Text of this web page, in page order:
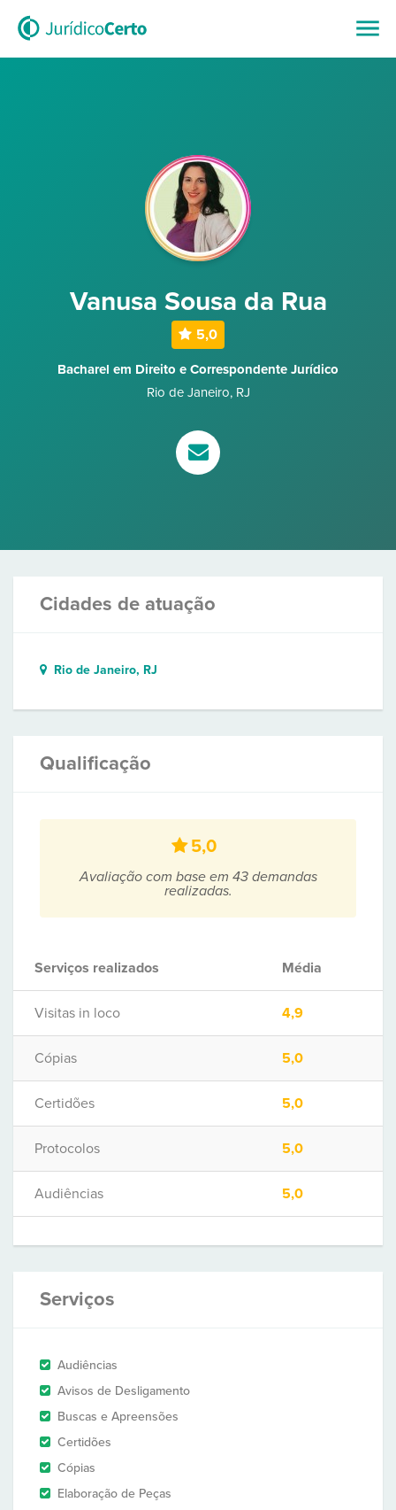
Vanusa Sousa da Rua
5,0
Bacharel em Direito e Correspondente Jurídico
Rio de Janeiro, RJ
Cidades de atuação
Rio de Janeiro, RJ
Qualificação
5,0
Avaliação com base em 43 demandas
realizadas.
Serviços realizados Média
Visitas in loco 4,9
Cópias 5,0
Certidões 5,0
Protocolos 5,0
Audiências 5,0
Serviços
Audiências
Avisos de Desligamento
Buscas e Apreensões
Certidões
Cópias
Elaboração de Peças